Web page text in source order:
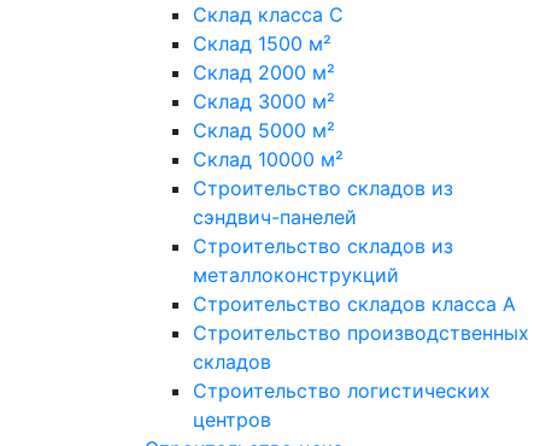
Склад класса С
Склад 1500 м²
Склад 2000 м²
Склад 3000 м²
Склад 5000 м²
Склад 10000 м²
Строительство складов из
сэндвич-панелей
Строительство складов из
металлоконструкций
Строительство складов класса А
Строительство производственных
складов
Строительство логистических
центров